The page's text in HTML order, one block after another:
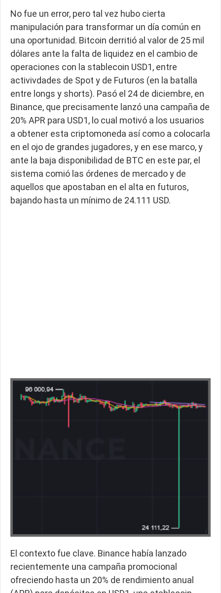
No fue un error, pero tal vez hubo cierta
manipulación para transformar un día común en
una oportunidad. Bitcoin derritió al valor de 25 mil
dólares ante la falta de liquidez en el cambio de
operaciones con la stablecoin USD1, entre
activivdades de Spot y de Futuros (en la batalla
entre longs y shorts). Pasó el 24 de diciembre, en
Binance, que precisamente lanzó una campaña de
20% APR para USD1, lo cual motivó a los usuarios
a obtener esta criptomoneda así como a colocarla
en el ojo de grandes jugadores, y en ese marco, y
ante la baja disponibilidad de BTC en este par, el
sistema comió las órdenes de mercado y de
aquellos que apostaban en el alta en futuros,
bajando hasta un mínimo de 24.111 USD.
El contexto fue clave. Binance había lanzado
recientemente una campaña promocional
ofreciendo hasta un 20% de rendimiento anual